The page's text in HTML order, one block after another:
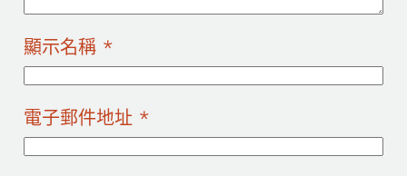
顯示名稱 *
電子郵件地址 *